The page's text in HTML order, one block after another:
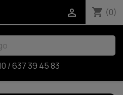
shopping_cart (0)

/637 39 45 83